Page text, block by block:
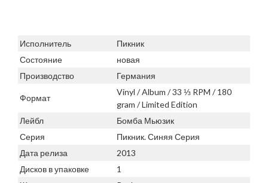
Исполнитель
Пикник
Состояние
новая
Производство
Германия
Формат
Vinyl / Album / 33 ⅓ RPM / 180
gram / Limited Edition
Лейбл
Бомба Мьюзик
Серия
Пикник. Синяя Серия
Дата релиза
2013
Дисков в упаковке
1